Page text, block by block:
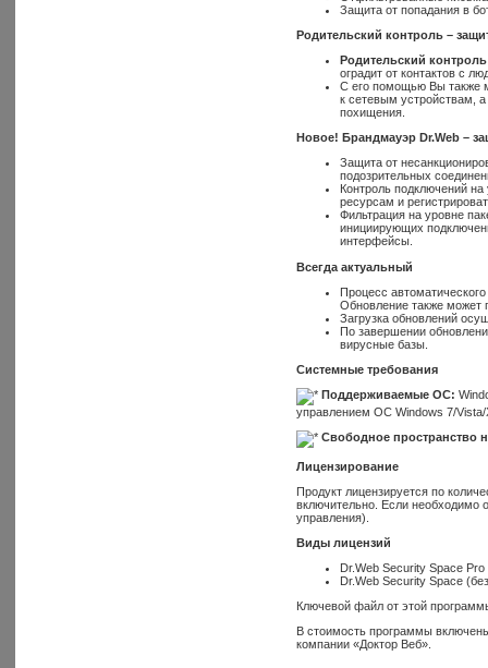
Защита от попадания в
Родительский контроль –
Родительский
оградит от контактов с
С его помощью Вы также
к сетевым устройствам,
похищения.
Новое! Брандмауэр Dr.Web –
Защита от
подозрительных
Контроль подключений
ресурсам и
Фильтрация на уровне
инициирующих
интерфейсы.
Всегда актуальный
Процесс
Обновление также может
Загрузка обновлений
По завершении
вирусные базы.
Системные требования
Поддерживаемые ОС:
управлением ОС Windows 7/Vista/
Свободное пространство
Лицензирование
Продукт лицензируется по
включительно. Если необходимо
управления).
Виды лицензий
Dr.Web Security Space
Dr.Web Security Space
Ключевой файл от этой
В стоимость программы
компании «Доктор Веб».